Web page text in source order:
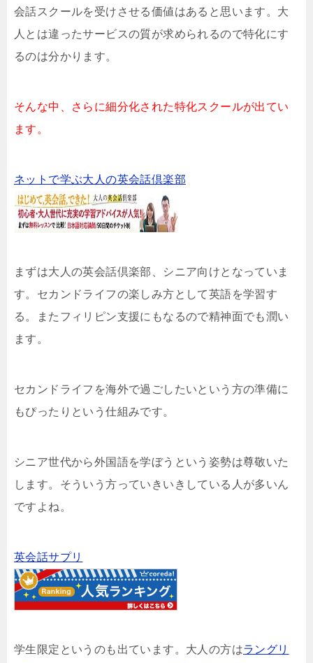
会話スクールを受けさせる価値はあると思います。大
人とは違ったサービスの質が求められるので特化にす
るのは分かります。
そんな中、さらに細分化された特化スクールが出てい
ます。
ネットで学ぶ大人の英会話倶楽部
まずは大人の英会話倶楽部、シニア向けとなっていま
す。セカンドライフの楽しみ方として英語を学習す
る。またフィリピン支援にもなるので精神面でも潤い
ます。
セカンドライフを海外で過ごしたいという方の準備に
もぴったりという仕組みです。
シニア世代から外国語を学ぼうという姿勢は尊敬いた
します。そういう方っていきいきしている人が多いん
ですよね。
英会話サプリ
学生限定というのも出ています。大人の方はラングリ